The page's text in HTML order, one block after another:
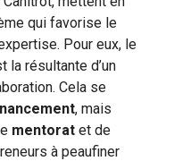
qui favorise le
Pour eux, le
résultante d’un
Cela se
, mais
mentorat et de
à peaufiner